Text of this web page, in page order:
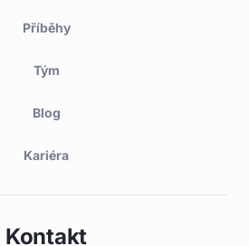
Příběhy
Tým
Blog
Kariéra
Kontakt